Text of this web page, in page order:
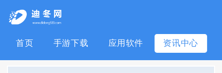
首页 手游下载 应用软件 资讯中心